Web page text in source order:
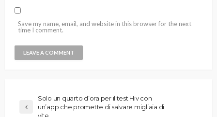
Save my name, email, and website in this browser for the next
time I comment.
Solo un quarto d’ora per il test Hiv con
un’app che promette di salvare migliaia di
vite